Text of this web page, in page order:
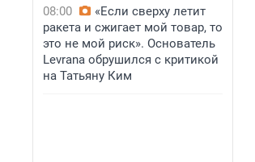
08:00
«Если сверху летит
ракета и сжигает мой товар, то
это не мой риск». Основатель
Levrana обрушился с критикой
на Татьяну Ким